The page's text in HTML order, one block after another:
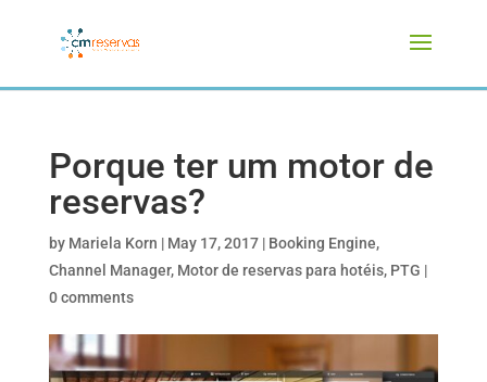
Porque ter um motor de
reservas?
by Mariela Korn | May 17, 2017| Booking Engine,
Channel Manager, Motor de reservas para hotéis, PTG |
0 comments